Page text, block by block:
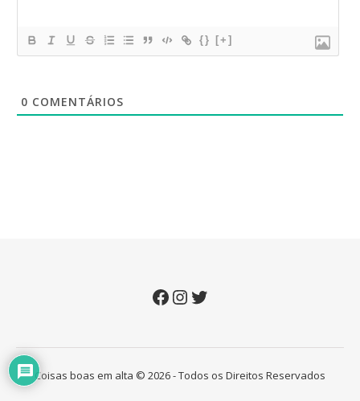
{} [+]
0 COMENTÁRIOS
Facebook
Instagram
Twitter
Coisas boas em alta © 2026 - Todos os Direitos Reservados